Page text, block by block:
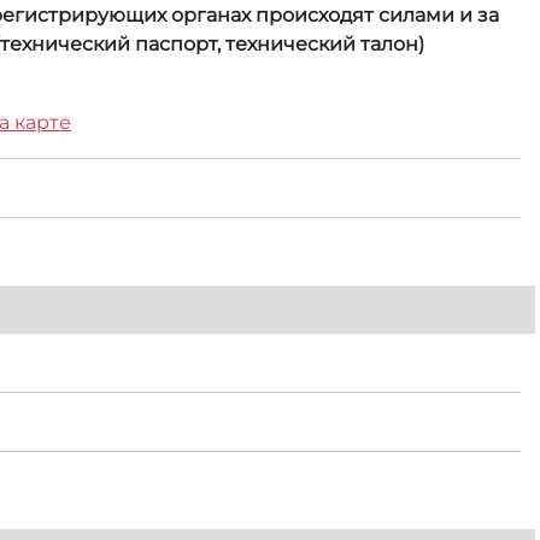
органах происходят силами и за
паспорт, технический талон)
карте